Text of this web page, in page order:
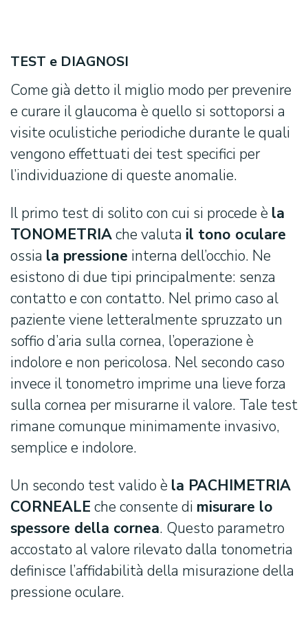
TEST e DIAGNOSI
Come già detto il miglio modo per prevenire
e curare il glaucoma è quello si sottoporsi a
visite oculistiche periodiche durante le quali
vengono effettuati dei test specifici per
l’individuazione di queste anomalie.
Il primo test di solito con cui si procede è la
TONOMETRIAche valuta il tono oculare
ossia la pressione interna dell’occhio. Ne
esistono di due tipi principalmente: senza
contatto e con contatto. Nel primo caso al
paziente viene letteralmente spruzzato un
soffio d’aria sulla cornea, l’operazione è
indolore e non pericolosa. Nel secondo caso
invece il tonometro imprime una lieve forza
sulla cornea per misurarne il valore. Tale test
rimane comunque minimamente invasivo,
semplice e indolore.
Un secondo test valido è la PACHIMETRIA
CORNEALE che consente di misurare lo
spessore della cornea. Questo parametro
accostato al valore rilevato dalla tonometria
definisce l’affidabilità della misurazione della
pressione oculare.
Cerca: